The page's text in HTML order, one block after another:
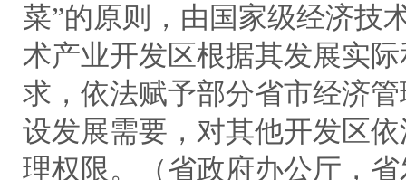
菜”的原则，由国家级经济技
术产业开发区根据其发展实
求，依法赋予部分省市经济
设发展需要，对其他开发区
理权限。（省政府办公厅，